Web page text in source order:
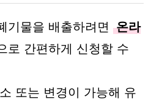
기물을 배출하려면 온라
로 간편하게 신청할 수
또는 변경이 가능해 유